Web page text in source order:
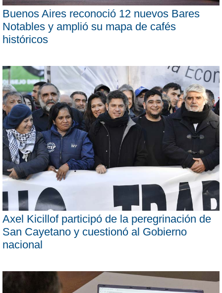
Buenos Aires reconoció 12 nuevos Bares
Notables y amplió su mapa de cafés
históricos
Axel Kicillof participó de la peregrinación de
San Cayetano y cuestionó al Gobierno
nacional